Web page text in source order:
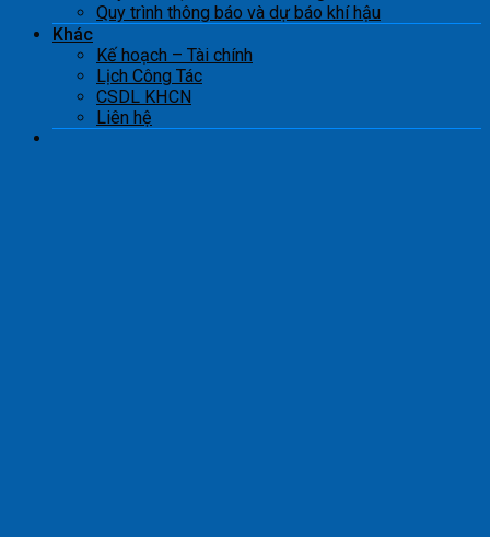
Quy trình thông báo và dự báo khí hậu
Khác
Kế hoạch – Tài chính
Lịch Công Tác
CSDL KHCN
Liên hệ